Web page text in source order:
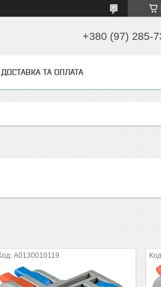
+380 (97) 285-
ДОСТАВКА ТА ОПЛАТА
A0130010119